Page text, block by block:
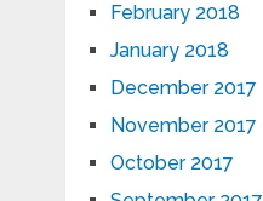
February 2018
January 2018
December 2017
November 2017
October 2017